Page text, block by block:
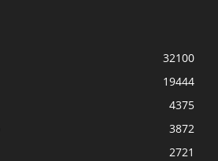
32100
19444
4375
3872
2721